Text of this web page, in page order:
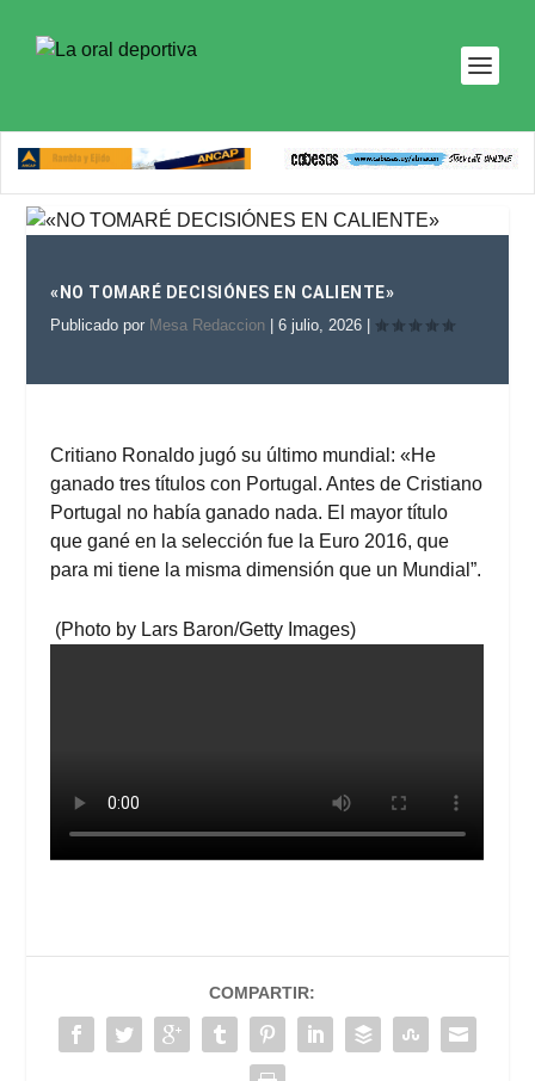
«NO TOMARÉ DECISIÓNES EN CALIENTE»
Publicado por Mesa Redaccion |6 julio, 2026
Critiano Ronaldo jugó su último mundial: «He
ganado tres títulos con Portugal. Antes de Cristiano
Portugal no había ganado nada. El mayor título
que gané en la selección fue la Euro 2016, que
para mi tiene la misma dimensión que un Mundial”.
(Photo by Lars Baron/Getty Images)
COMPARTIR: